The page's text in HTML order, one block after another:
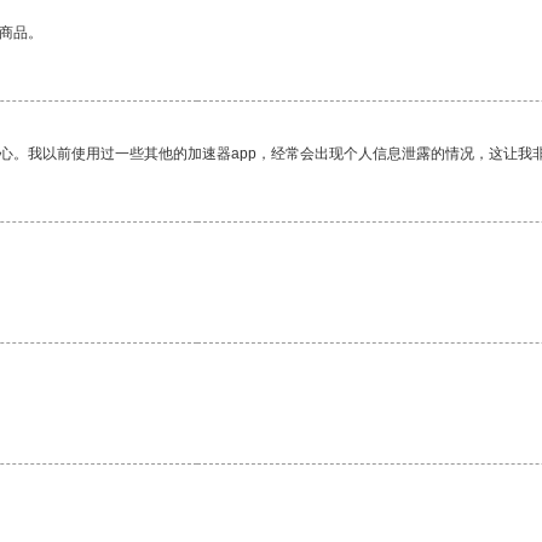
品。
我以前使用过一些其他的加速器app，经常会出现个人信息泄露的情况，这让我